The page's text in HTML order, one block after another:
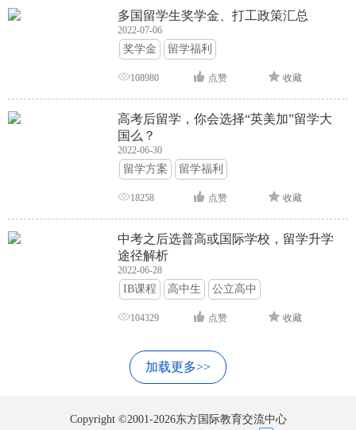
多国留学生奖学金、打工政策汇总
2022-07-06
奖学金 留学福利
108980 点赞 收藏
高考后留学，你会选择“英美加”留学大
国么？
2022-06-30
留学方案 留学福利
18258 点赞 收藏
中考之后选普高或国际学校，留学升学
途径解析
2022-06-28
IB课程 高中生 公立高中
104329 点赞 收藏
加载更多>>
Copyright ©2001-2026东方国际教育交流中心